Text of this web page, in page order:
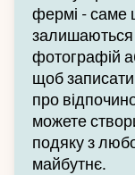
фермі - саме
залишаються
фотографій
щоб записати
про
можете
подяку з
майбутнє.